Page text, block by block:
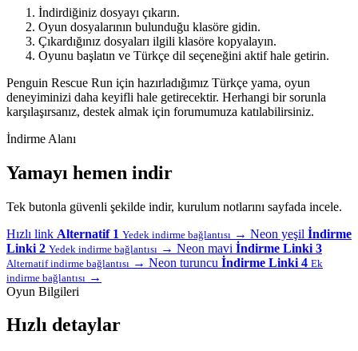
İndirdiğiniz dosyayı çıkarın.
Oyun dosyalarının bulunduğu klasöre gidin.
Çıkardığınız dosyaları ilgili klasöre kopyalayın.
Oyunu başlatın ve Türkçe dil seçeneğini aktif hale getirin.
Penguin Rescue Run için hazırladığımız Türkçe yama, oyun
deneyiminizi daha keyifli hale getirecektir. Herhangi bir sorunla
karşılaşırsanız, destek almak için forumumuza katılabilirsiniz.
İndirme Alanı
Yamayı hemen indir
Tek butonla güvenli şekilde indir, kurulum notlarını sayfada incele.
Hızlı link Alternatif 1 Yedek indirme bağlantısı → Neon yeşil İndirme
Linki 2 Yedek indirme bağlantısı → Neon mavi İndirme Linki 3
Alternatif indirme bağlantısı → Neon turuncu İndirme Linki 4 Ek
indirme bağlantısı →
Oyun Bilgileri
Hızlı detaylar